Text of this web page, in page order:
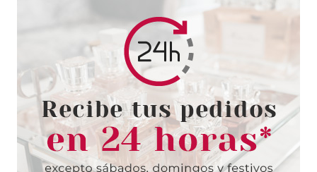
REPROTECT
REPROTECT R40 JUNIOR
PRINT EDITION WHITE STARS